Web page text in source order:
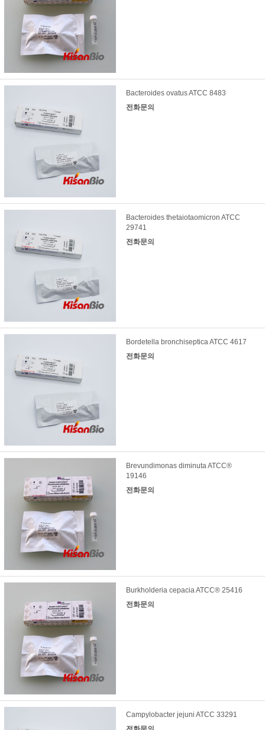
Bacteroides ovatus ATCC 8483
전화문의
Bacteroides thetaiotaomicron ATCC
29741
전화문의
Bordetella bronchiseptica ATCC 4617
전화문의
Brevundimonas diminuta ATCC®
19146
전화문의
Burkholderia cepacia ATCC® 25416
전화문의
Campylobacter jejuni ATCC 33291